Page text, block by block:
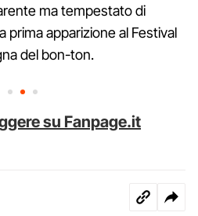
ma tempestato di
prima apparizione al Festival
del bon-ton.
su Fanpage.it